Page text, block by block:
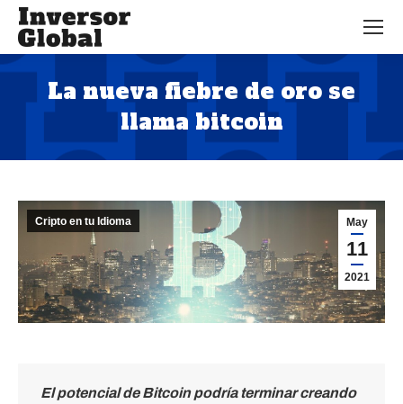
La nueva fiebre de oro se
llama bitcoin
Estás aquí:
May
11
2021
Cripto en tu Idioma
El potencial de Bitcoin podría terminar creando